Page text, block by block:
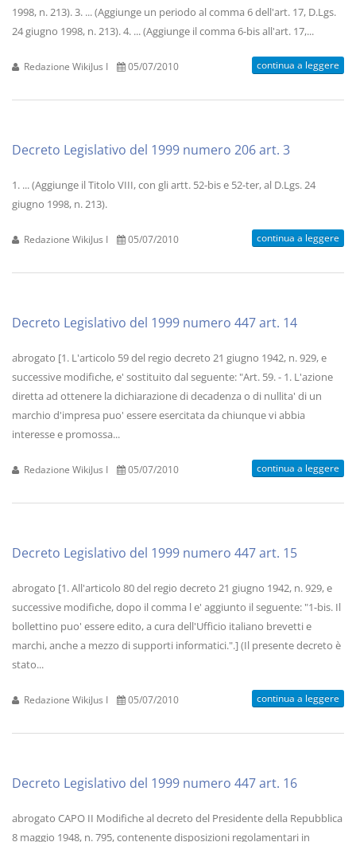
1998, n. 213). 3. ... (Aggiunge un periodo al comma 6 dell'art. 17, D.Lgs.
24 giugno 1998, n. 213). 4. ... (Aggiunge il comma 6-bis all'art. 17,...
Redazione WikiJus I 05/07/2010 continua a leggere
Decreto Legislativo del 1999 numero 206 art. 3
1. ... (Aggiunge il Titolo VIII, con gli artt. 52-bis e 52-ter, al D.Lgs. 24
giugno 1998, n. 213).
Redazione WikiJus I 05/07/2010 continua a leggere
Decreto Legislativo del 1999 numero 447 art. 14
abrogato [1. L'articolo 59 del regio decreto 21 giugno 1942, n. 929, e
successive modifiche, e' sostituito dal seguente: "Art. 59. - 1. L'azione
diretta ad ottenere la dichiarazione di decadenza o di nullita' di un
marchio d'impresa puo' essere esercitata da chiunque vi abbia
interesse e promossa...
Redazione WikiJus I 05/07/2010 continua a leggere
Decreto Legislativo del 1999 numero 447 art. 15
abrogato [1. All'articolo 80 del regio decreto 21 giugno 1942, n. 929, e
successive modifiche, dopo il comma l e' aggiunto il seguente: "1-bis. Il
bollettino puo' essere edito, a cura dell'Ufficio italiano brevetti e
marchi, anche a mezzo di supporti informatici.".] (Il presente decreto è
stato...
Redazione WikiJus I 05/07/2010 continua a leggere
Decreto Legislativo del 1999 numero 447 art. 16
abrogato CAPO II Modifiche al decreto del Presidente della Repubblica
8 maggio 1948, n. 795, contenente disposizioni regolamentari in